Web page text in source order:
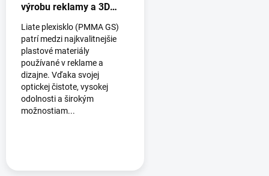
výrobu reklamy a 3D
Liate plexisklo (PMMA GS)
patrí medzi najkvalitnejšie
plastové materiály
používané v reklame a
dizajne. Vďaka svojej
optickej čistote, vysokej
odolnosti a širokým
možnostiam...